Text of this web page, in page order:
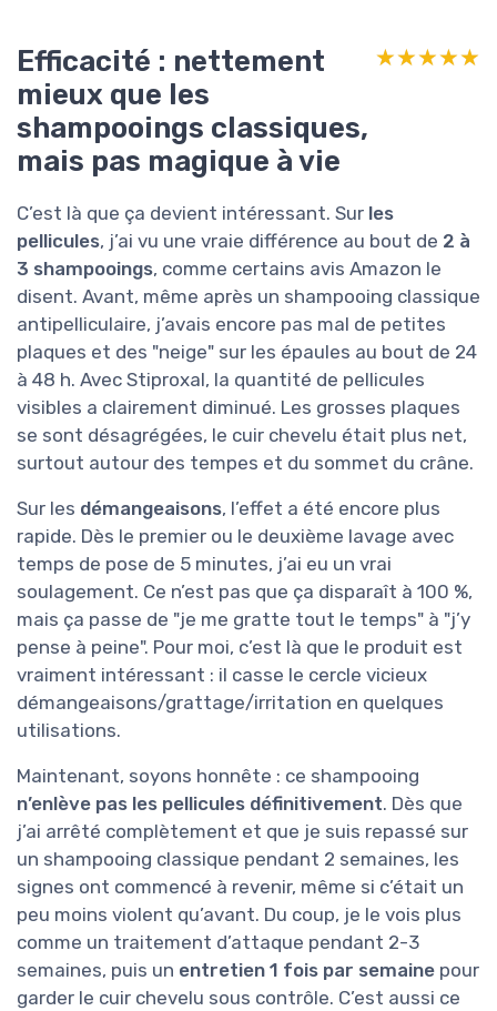
Efficacité : nettement
mieux que les
shampooings classiques,
mais pas magique à vie
★★★★★
★★★★★
C’est là que ça devient intéressant. Sur les
pellicules, j’ai vu une vraie différence au bout de 2 à
3 shampooings, comme certains avis Amazon le
disent. Avant, même après un shampooing classique
antipelliculaire, j’avais encore pas mal de petites
plaques et des "neige" sur les épaules au bout de 24
à 48 h. Avec Stiproxal, la quantité de pellicules
visibles a clairement diminué. Les grosses plaques
se sont désagrégées, le cuir chevelu était plus net,
surtout autour des tempes et du sommet du crâne.
Sur les démangeaisons, l’effet a été encore plus
rapide. Dès le premier ou le deuxième lavage avec
temps de pose de 5 minutes, j’ai eu un vrai
soulagement. Ce n’est pas que ça disparaît à 100 %,
mais ça passe de "je me gratte tout le temps" à "j’y
pense à peine". Pour moi, c’est là que le produit est
vraiment intéressant : il casse le cercle vicieux
démangeaisons/grattage/irritation en quelques
utilisations.
Maintenant, soyons honnête : ce shampooing
n’enlève pas les pellicules définitivement. Dès que
j’ai arrêté complètement et que je suis repassé sur
un shampooing classique pendant 2 semaines, les
signes ont commencé à revenir, même si c’était un
peu moins violent qu’avant. Du coup, je le vois plus
comme un traitement d’attaque pendant 2-3
semaines, puis un entretien 1 fois par semaine pour
garder le cuir chevelu sous contrôle. C’est aussi ce